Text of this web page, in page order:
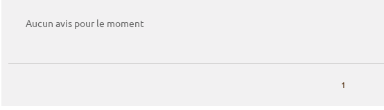
Aucun avis pour le moment
1